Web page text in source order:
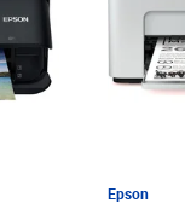
Epson